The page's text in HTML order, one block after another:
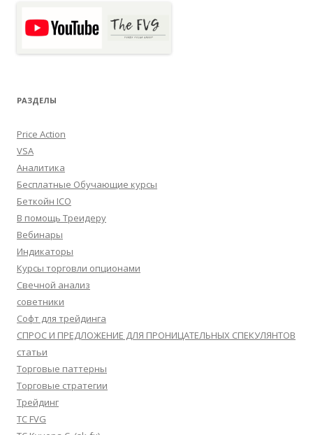
РАЗДЕЛЫ
Price Action
VSA
Аналитика
Бесплатные Обучающие курсы
Беткойн ICO
В помощь Треидеру
Вебинары
Индикаторы
Курсы торговли опционами
Свечной анализ
советники
Софт для трейдинга
СПРОС И ПРЕДЛОЖЕНИЕ ДЛЯ ПРОНИЦАТЕЛЬНЫХ СПЕКУЛЯНТОВ
статьи
Торговые паттерны
Торговые стратегии
Трейдинг
ТС FVG